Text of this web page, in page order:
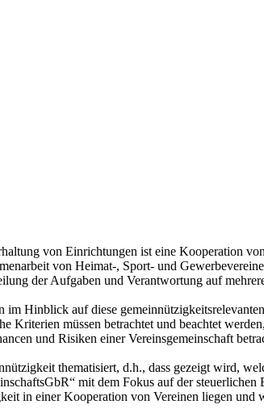
von Einrichtungen ist eine Kooperation
von Heimat-, Sport- und
der Aufgaben und Verantwortung auf
Hinblick auf diese
Kriterien müssen betrachtet und beachtet
und Risiken einer Vereinsgemeinschaft
thematisiert, d.h., dass gezeigt wird,
mit dem Fokus auf der
in einer Kooperation von Vereinen liegen und